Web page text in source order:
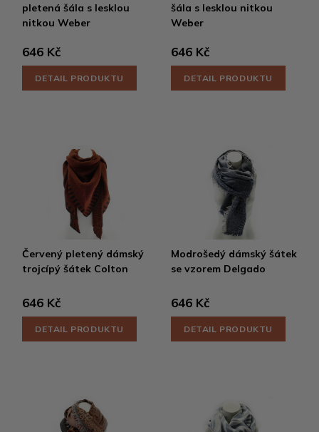
pletená šála s lesklou
nitkou Weber
646 Kč
DETAIL PRODUKTU
šála s lesklou nitkou
Weber
646 Kč
DETAIL PRODUKTU
Červený pletený dámský
trojcípý šátek Colton
646 Kč
DETAIL PRODUKTU
Modrošedý dámský šátek
se vzorem Delgado
646 Kč
DETAIL PRODUKTU